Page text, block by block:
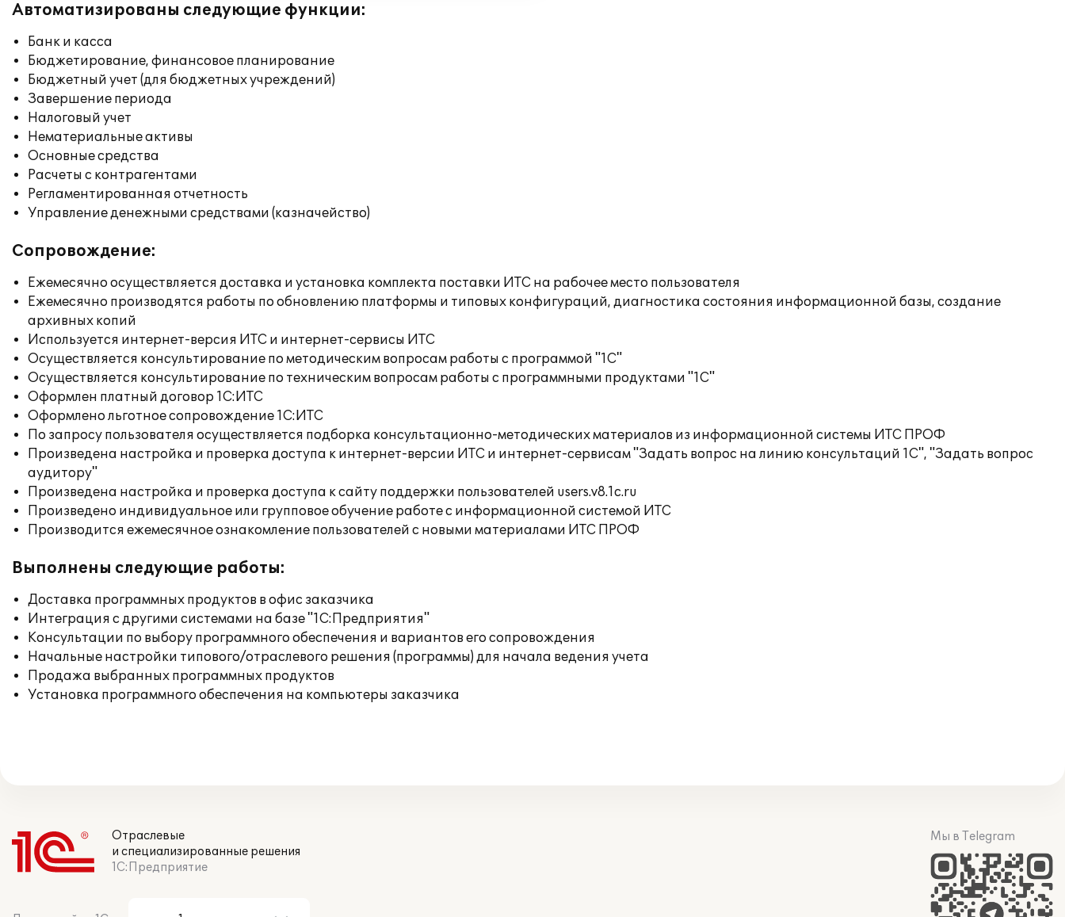
Автоматизированы следующие функции:
Банк и касса
Бюджетирование, финансовое планирование
Бюджетный учет (для бюджетных учреждений)
Завершение периода
Налоговый учет
Нематериальные активы
Основные средства
Расчеты с контрагентами
Регламентированная отчетность
Управление денежными средствами (казначейство)
Сопровождение:
Ежемесячно осуществляется доставка и установка комплекта поставки ИТС на рабочее место пользователя
Ежемесячно производятся работы по обновлению платформы и типовых конфигураций, диагностика состояния информационной базы, создание
архивных копий
Используется интернет-версия ИТС и интернет-сервисы ИТС
Осуществляется консультирование по методическим вопросам работы с программой "1С"
Осуществляется консультирование по техническим вопросам работы с программными продуктами "1С"
Оформлен платный договор 1С:ИТС
Оформлено льготное сопровождение 1С:ИТС
По запросу пользователя осуществляется подборка консультационно-методических материалов из информационной системы ИТС ПРОФ
Произведена настройка и проверка доступа к интернет-версии ИТС и интернет-сервисам "Задать вопрос на линию консультаций 1С", "Задать вопрос
аудитору"
Произведена настройка и проверка доступа к сайту поддержки пользователей users.v8.1c.ru
Произведено индивидуальное или групповое обучение работе с информационной системой ИТС
Производится ежемесячное ознакомление пользователей с новыми материалами ИТС ПРОФ
Выполнены следующие работы:
Доставка программных продуктов в офис заказчика
Интеграция с другими системами на базе "1С:Предприятия"
Консультации по выбору программного обеспечения и вариантов его сопровождения
Начальные настройки типового/отраслевого решения (программы) для начала ведения учета
Продажа выбранных программных продуктов
Установка программного обеспечения на компьютеры заказчика
Отраслевые
и специализированные решения
1С:Предприятие
Мы в Telegram